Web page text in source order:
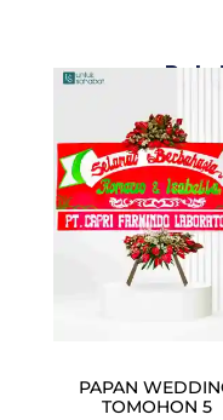
PAPAN
TOMOHON 5